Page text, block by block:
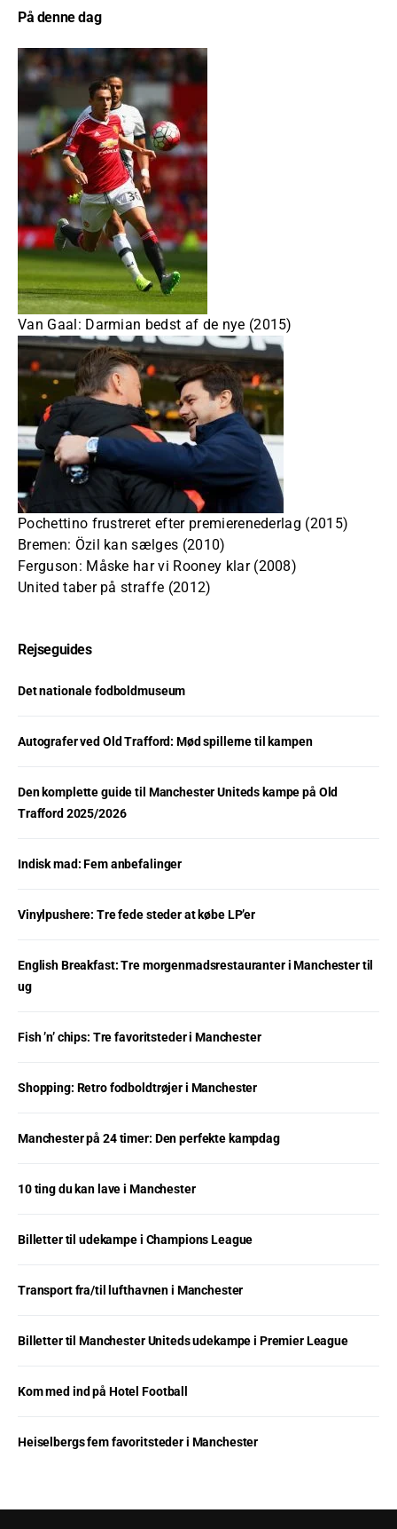
På denne dag
Van Gaal: Darmian bedst af de nye (2015)
Pochettino frustreret efter premierenederlag (2015)
Bremen: Özil kan sælges (2010)
Ferguson: Måske har vi Rooney klar (2008)
United taber på straffe (2012)
Rejseguides
Det nationale fodboldmuseum
Autografer ved Old Trafford: Mød spillerne til kampen
Den komplette guide til Manchester Uniteds kampe på Old
Trafford 2025/2026
Indisk mad: Fem anbefalinger
Vinylpushere: Tre fede steder at købe LP’er
English Breakfast: Tre morgenmadsrestauranter i Manchester til
ug
Fish ’n’ chips: Tre favoritsteder i Manchester
Shopping: Retro fodboldtrøjer i Manchester
Manchester på 24 timer: Den perfekte kampdag
10 ting du kan lave i Manchester
Billetter til udekampe i Champions League
Transport fra/til lufthavnen i Manchester
Billetter til Manchester Uniteds udekampe i Premier League
Kom med ind på Hotel Football
Heiselbergs fem favoritsteder i Manchester